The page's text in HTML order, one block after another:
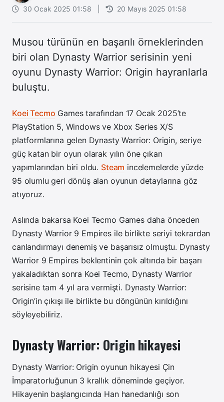
30 Ocak 2025 01:58 20 Mayıs 2025 01:58
Musou türünün en başarılı örneklerinden
biri olan Dynasty Warrior serisinin yeni
oyunu Dynasty Warrior: Origin hayranlarla
buluştu.
Koei Tecmo Games tarafından 17 Ocak 2025’te
PlayStation 5, Windows ve Xbox Series X/S
platformlarına gelen Dynasty Warrior: Origin, seriye
güç katan bir oyun olarak yılın öne çıkan
yapımlarından biri oldu. Steam incelemelerde yüzde
95 olumlu geri dönüş alan oyunun detaylarına göz
atıyoruz.
Aslında bakarsa Koei Tecmo Games daha önceden
Dynasty Warrior 9 Empires ile birlikte seriyi tekrardan
canlandırmayı denemiş ve başarısız olmuştu. Dynasty
Warrior 9 Empires beklentinin çok altında bir başarı
yakaladıktan sonra Koei Tecmo, Dynasty Warrior
serisine tam 4 yıl ara vermişti. Dynasty Warrior:
Origin’in çıkışı ile birlikte bu döngünün kırıldığını
söyleyebiliriz.
Dynasty Warrior: Origin hikayesi
Dynasty Warrior: Origin oyunun hikayesi Çin
İmparatorluğunun 3 krallık döneminde geçiyor.
Hikayenin başlangıcında Han hanedanlığı son